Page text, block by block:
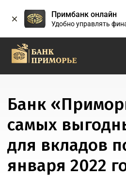
Примбанк онлайн
Удобно управлять
Банк
самых
для вкладов
января 2022